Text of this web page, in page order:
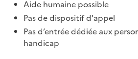
Aide humaine possible
Pas de dispositif d'appel
Pas d’entrée dédiée aux
handicap